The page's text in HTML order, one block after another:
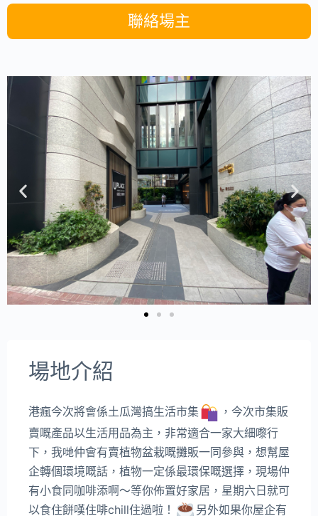
聯絡場主
場地介紹
港瘋今次將會係土瓜灣搞生活市集
，今次市集販
賣嘅產品以生活用品為主，非常適合一家大細嚟行
下，我哋仲會有賣植物盆栽嘅攤販一同參與，想幫屋
企轉個環境嘅話，植物一定係最環保嘅選擇，現場仲
有小食同咖啡添啊～等你佈置好家居，星期六日就可
以食住餅嘆住啡chill住過啦！
另外如果你屋企有